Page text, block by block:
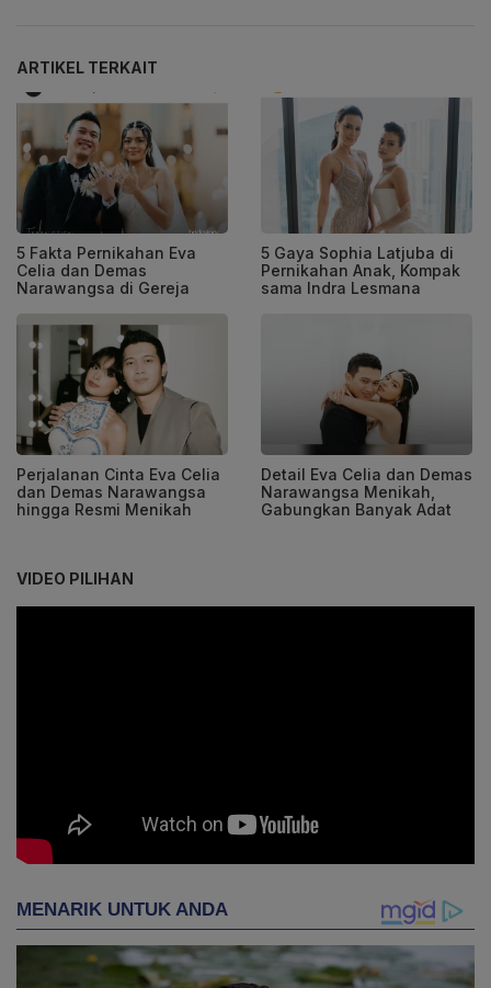
ARTIKEL TERKAIT
5 Fakta Pernikahan Eva
Celia dan Demas
Narawangsa di Gereja
5 Gaya Sophia Latjuba di
Pernikahan Anak, Kompak
sama Indra Lesmana
Perjalanan Cinta Eva Celia
dan Demas Narawangsa
hingga Resmi Menikah
Detail Eva Celia dan Demas
Narawangsa Menikah,
Gabungkan Banyak Adat
VIDEO PILIHAN